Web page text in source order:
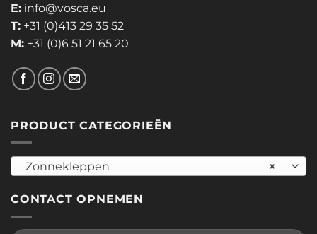
E: info@vosca.eu
T: +31 (0)413 29 35 52
M: +31 (0)6 51 21 65 20
PRODUCT CATEGORIEËN
×
Zonnekleppen
CONTACT OPNEMEN